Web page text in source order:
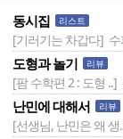
동시집 리스트
[기러기는 차갑다]
도형과 놀기 리뷰
[팜 수학편 2 : 도형 ..]
난민에 대해서 리뷰
[선생님, 난민은 왜 생